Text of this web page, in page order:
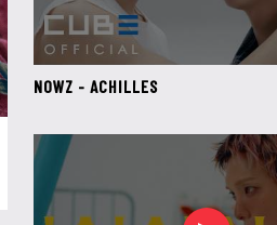
NOWZ - ACHILLES